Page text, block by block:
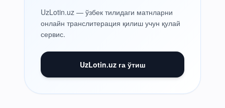
UzLotin.uz — ўзбек тилидаги матнларни
онлайн транслитерация қилиш учун қулай
сервис.
UzLotin.uz га ўтиш